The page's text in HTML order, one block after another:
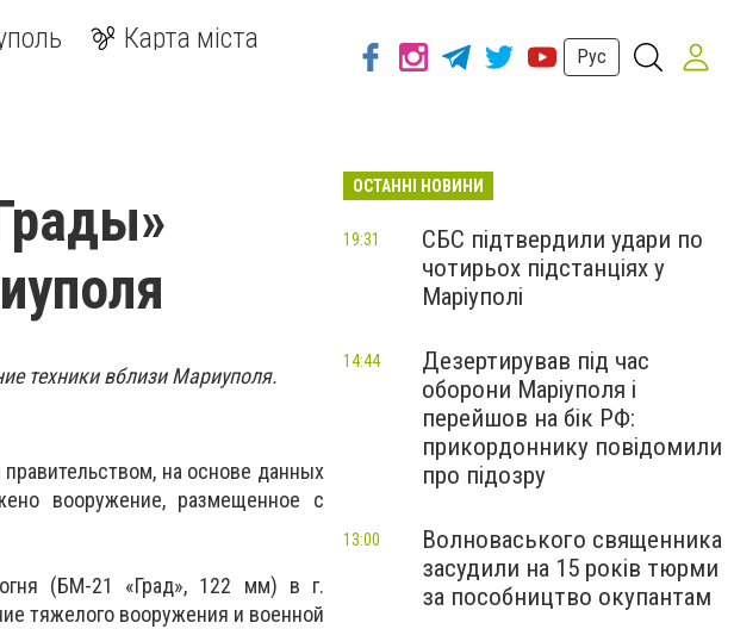
Карта міста
Рус
техники вблизи Мариуполя.
на основе данных
вооружение, размещенное с
(БМ-21 «Град», 122 мм) в г.
тяжелого вооружения и военной
ОСТАННІ НОВИНИ
СБС підтвердили удари по
чотирьох підстанціях у
Маріуполі
19:31
Дезертирував під час
оборони Маріуполя і
перейшов на бік РФ:
прикордоннику повідомили
про підозру
14:44
Волноваського священника
засудили на 15 років тюрми
за пособництво окупантам
13:00